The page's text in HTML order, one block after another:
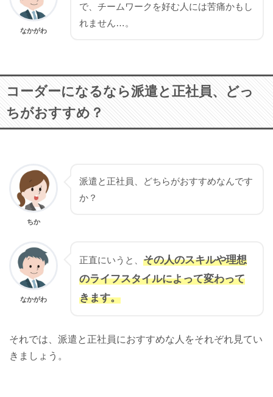
なかがわ
で、チームワークを好む人には苦痛かもし
れません…。
コーダーになるなら派遣と正社員、どっ
ちがおすすめ？
ちか
派遣と正社員、どちらがおすすめなんです
か？
なかがわ
正直にいうと、 その人のスキルや理想
のライフスタイルによって変わって
きます。
それでは、派遣と正社員におすすめな人をそれぞれ見てい
きましょう。